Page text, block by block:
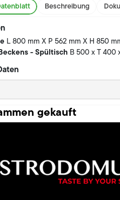
Beschreibung
L 800 mm X P 562 mm X H 850
- Spültisch B 500 x T 400
gekauft